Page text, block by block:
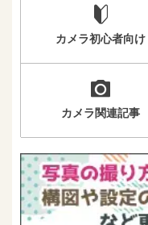
カメラ初心者向け
カメラ関連記事